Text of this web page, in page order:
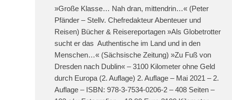
»Große Klasse… Nah dran, mittendrin…« (Peter
Pfänder – Stellv. Chefredakteur Abenteuer und
Reisen) Bücher & Reisereportagen »Als Globetrotter
sucht er das Authentische im Land und in den
Menschen…« (Sächsische Zeitung) »Zu Fuß von
Dresden nach Dublin« – 3100 Kilometer ohne Geld
durch Europa (2. Auflage) 2. Auflage – Mai 2021 – 2.
Auflage – ISBN: 978-3-7534-0206-2 – 408 Seiten –